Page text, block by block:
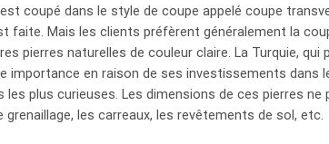
coupé dans le style de coupe appelé coupe
Mais les clients préfèrent généralement la
pierres naturelles de couleur claire. La Turquie, qui
importance en raison de ses investissements dans
plus curieuses. Les dimensions de ces pierres ne
les carreaux, les revêtements de sol, etc.